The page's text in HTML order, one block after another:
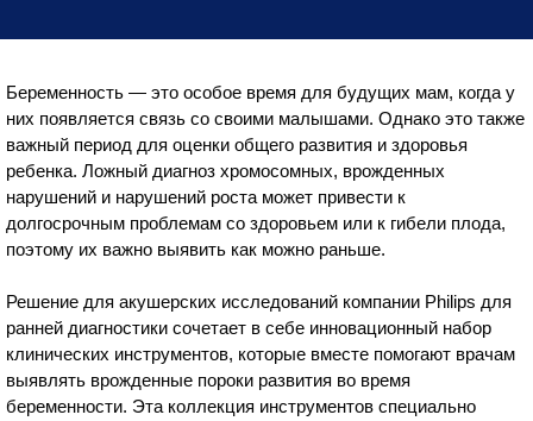
Беременность — это особое время для будущих мам, когда у
них появляется связь со своими малышами. Однако это также
важный период для оценки общего развития и здоровья
ребенка. Ложный диагноз хромосомных, врожденных
нарушений и нарушений роста может привести к
долгосрочным проблемам со здоровьем или к гибели плода,
поэтому их важно выявить как можно раньше.
Решение для акушерских исследований компании Philips для
ранней диагностики сочетает в себе инновационный набор
клинических инструментов, которые вместе помогают врачам
выявлять врожденные пороки развития во время
беременности. Эта коллекция инструментов специально